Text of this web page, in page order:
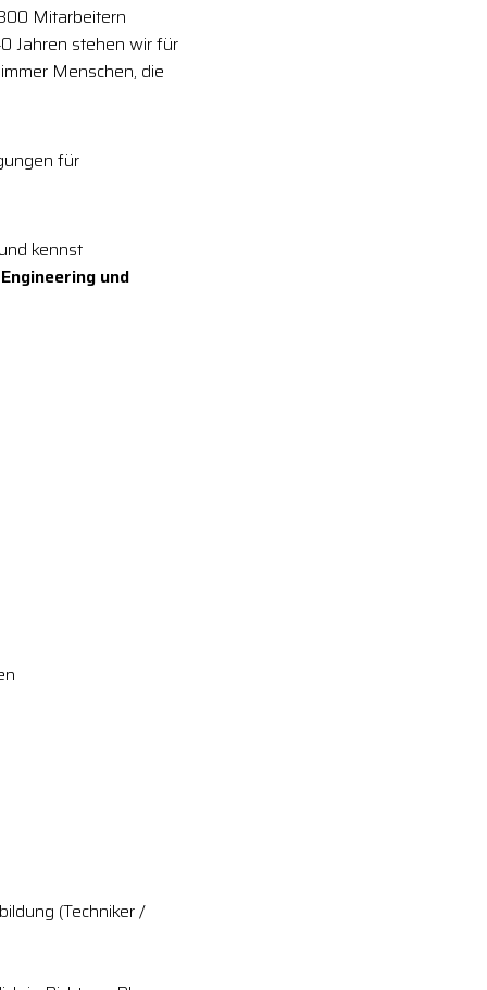
Mitarbeitern
Jahren stehen wir für
Menschen, die
für
kennst
und
(Techniker /